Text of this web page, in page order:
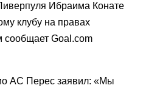
Ибраима Конате
клубу на правах
сообщает Goal.com
АС Перес заявил: «Мы